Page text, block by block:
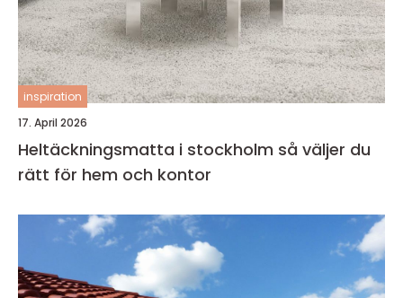
inspiration
17. April 2026
Heltäckningsmatta i stockholm så väljer du
rätt för hem och kontor